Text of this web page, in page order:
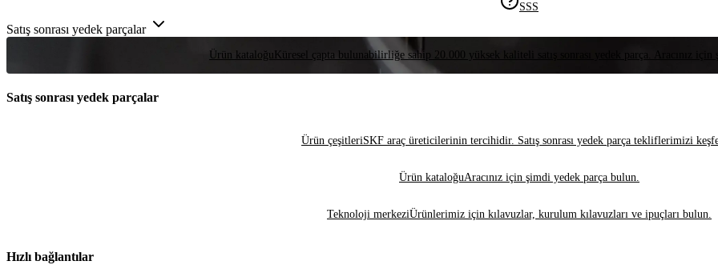
SSS
Satış sonrası yedek parçalar
Ürün kataloğu Küresel çapta bulunabilirliğe sahip 20.000 yüksek kaliteli satış sonrası yedek parça. Aracınız
Satış sonrası yedek parçalar
Ürün çeşitleriSKF araç üreticilerinin tercihidir. Satış sonrası yedek parça tekliflerimizi
Ürün kataloğuAracınız için şimdi yedek parça bulun.
Teknoloji merkeziÜrünlerimiz için kılavuzlar, kurulum kılavuzları ve ipuçları bulun.
Hızlı bağlantılar